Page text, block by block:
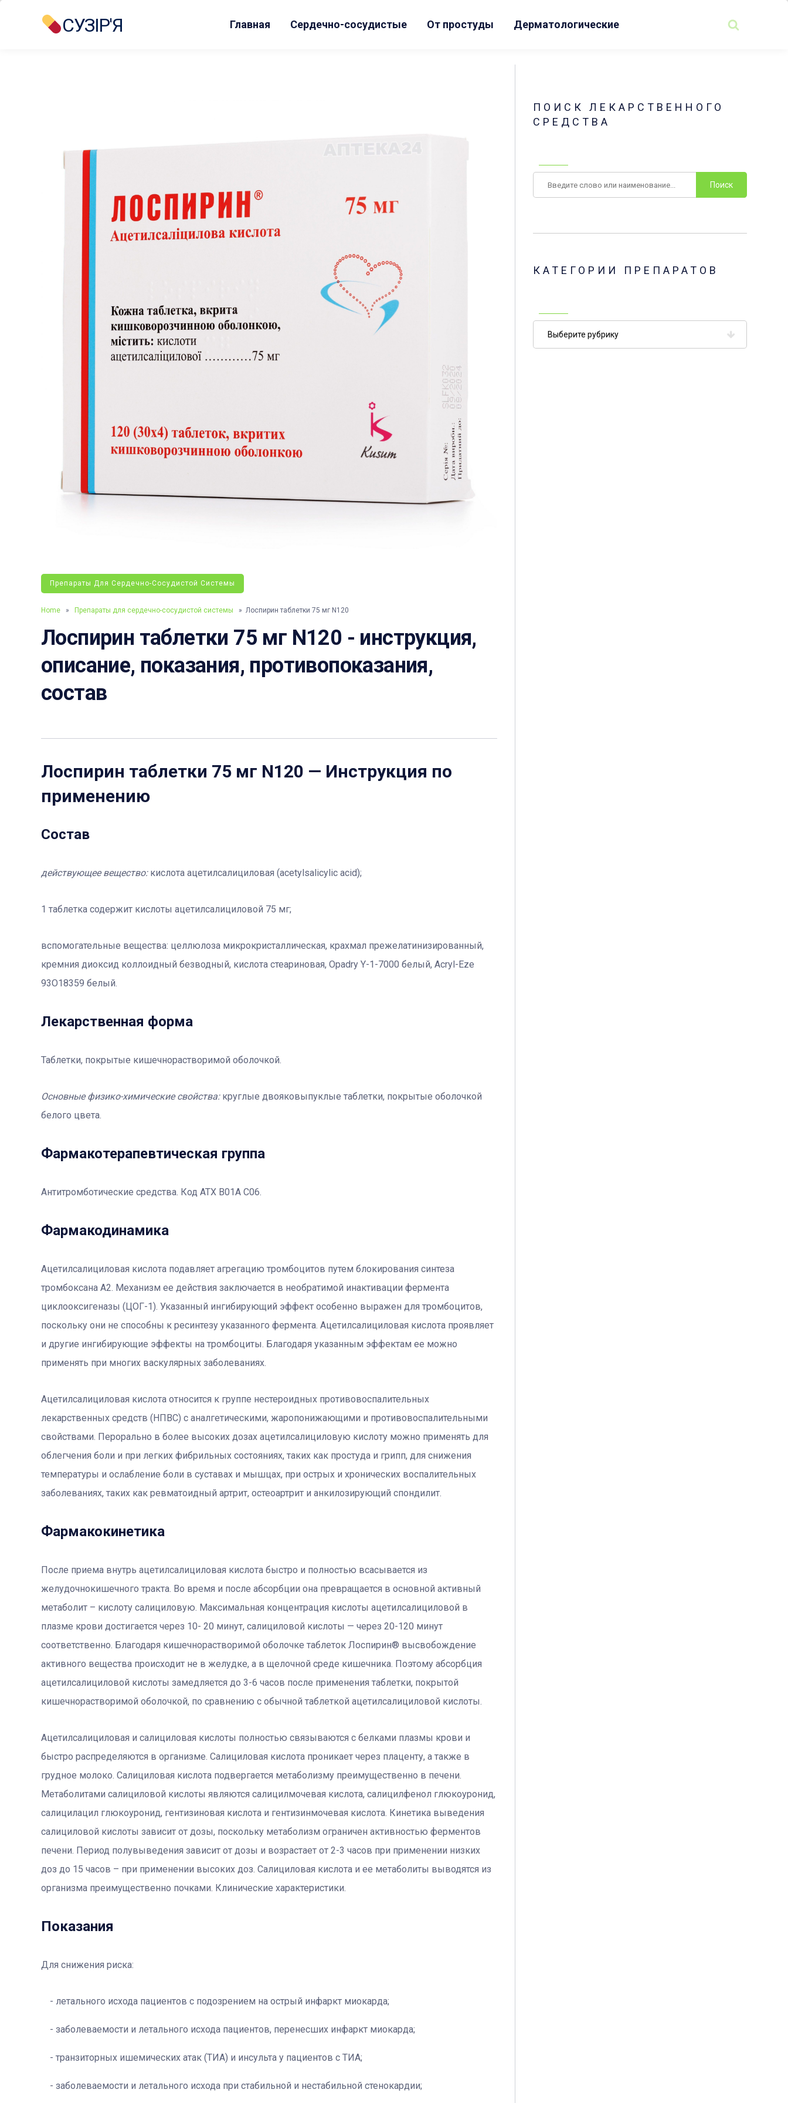
СУЗІР'Я Главная Сердечно-сосудистые От простуды Дерматологические
Препараты Для Сердечно-Сосудистой Системы
Home » Препараты для сердечно-сосудистой системы » Лоспирин таблетки 75 мг N120
Лоспирин таблетки 75 мг N120 - инструкция,
описание, показания, противопоказания,
состав
Лоспирин таблетки 75 мг N120 — Инструкция по
применению
Состав
действующее вещество:кислота ацетилсалициловая (acetylsalicylic acid);
1 таблетка содержит кислоты ацетилсалициловой 75 мг;
вспомогательные вещества: целлюлоза микрокристаллическая, крахмал прежелатинизированный,
кремния диоксид коллоидный безводный, кислота стеариновая, Opadry Y-1-7000 белый, Acryl-Eze
93О18359 белый.
Лекарственная форма
Таблетки, покрытые кишечнорастворимой оболочкой.
Основные физико-химические свойства:круглые двояковыпуклые таблетки, покрытые оболочкой
белого цвета.
Фармакотерапевтичеcкая группа
Антитромботические средства. Код АТХ B01A C06.
Фармакодинамика
Ацетилсалициловая кислота подавляет агрегацию тромбоцитов путем блокирования синтеза
тромбоксана А2. Механизм ее действия заключается в необратимой инактивации фермента
циклооксигеназы (ЦОГ-1). Указанный ингибирующий эффект особенно выражен для тромбоцитов,
поскольку они не способны к ресинтезу указанного фермента. Ацетилсалициловая кислота проявляет
и другие ингибирующие эффекты на тромбоциты. Благодаря указанным эффектам ее можно
применять при многих васкулярных заболеваниях.
Ацетилсалициловая кислота относится к группе нестероидных противовоспалительных
лекарственных средств (НПВС) с аналгетическими, жаропонижающими и противовоспалительными
свойствами. Перорально в более высоких дозах ацетилсалициловую кислоту можно применять для
облегчения боли и при легких фибрильных состояниях, таких как простуда и грипп, для снижения
температуры и ослабление боли в суставах и мышцах, при острых и хронических воспалительных
заболеваниях, таких как ревматоидный артрит, остеоартрит и анкилозирующий спондилит.
Фармакокинетика
После приема внутрь ацетилсалициловая кислота быстро и полностью всасывается из
желудочнокишечного тракта. Во время и после абсорбции она превращается в основной активный
метаболит – кислоту салициловую. Максимальная концентрация кислоты ацетилсалициловой в
плазме крови достигается через 10- 20 минут, салициловой кислоты — через 20-120 минут
соответственно. Благодаря кишечнорастворимой оболочке таблеток Лоспирин® высвобождение
активного вещества происходит не в желудке, а в щелочной среде кишечника. Поэтому абсорбция
ацетилсалициловой кислоты замедляется до 3-6 часов после применения таблетки, покрытой
кишечнорастворимой оболочкой, по сравнению с обычной таблеткой ацетилсалициловой кислоты.
Ацетилсалициловая и салициловая кислоты полностью связываются с белками плазмы крови и
быстро распределяются в организме. Салициловая кислота проникает через плаценту, а также в
грудное молоко. Салициловая кислота подвергается метаболизму преимущественно в печени.
Метаболитами салициловой кислоты являются салицилмочевая кислота, салицилфенол глюкоуронид,
салицилацил глюкоуронид, гентизиновая кислота и гентизинмочевая кислота. Кинетика выведения
салициловой кислоты зависит от дозы, поскольку метаболизм ограничен активностью ферментов
печени. Период полувыведения зависит от дозы и возрастает от 2-3 часов при применении низких
доз до 15 часов – при применении высоких доз. Салициловая кислота и ее метаболиты выводятся из
организма преимущественно почками. Клинические характеристики.
Показания
Для снижения риска:
летального исхода пациентов с подозрением на острый инфаркт миокарда;
заболеваемости и летального исхода пациентов, перенесших инфаркт миокарда;
транзиторных ишемических атак (ТИА) и инсульта у пациентов с ТИА;
заболеваемости и летального исхода при стабильной и нестабильной стенокардии;
ПОИСК ЛЕКАРСТВЕННОГО
СРЕДСТВА
КАТЕГОРИИ ПРЕПАРАТОВ
препаратов